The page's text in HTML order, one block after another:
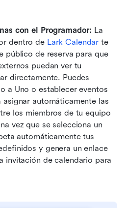
con el Programador: La
dentro de Lark Calendar te
público de reserva para que
puedan ver tu
directamente. Puedes
a Uno o establecer eventos
automáticamente las
los miembros de tu equipo
vez que se selecciona un
automáticamente tus
y genera un enlace
invitación de calendario para